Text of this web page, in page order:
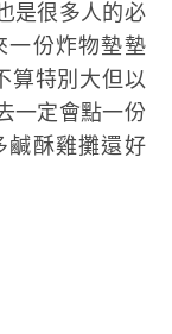
是很多人的必
一份炸物墊墊
算特別大但以
一定會點一份
鹹酥雞攤還好